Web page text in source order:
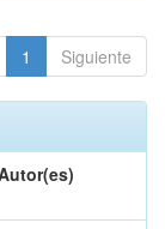
1 Siguiente